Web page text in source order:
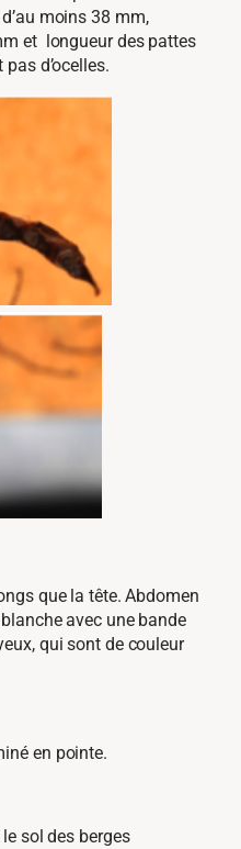
moins 38 mm,
et longueur des pattes
d’ocelles.
que la tête. Abdomen
avec une bande
qui sont de couleur
en pointe.
sol des berges